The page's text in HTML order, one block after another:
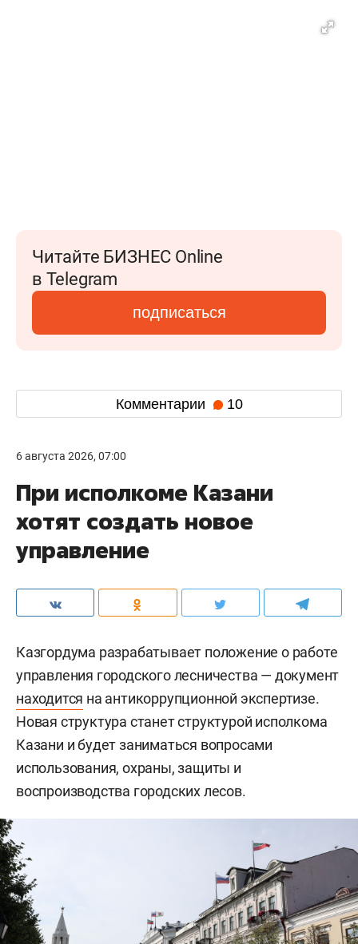
Читайте БИЗНЕС Online
в Telegram
подписаться
Комментарии 10
6 августа 2026, 07:00
При исполкоме Казани
хотят создать новое
управление
Казгордума разрабатывает положение о работе
управления городского лесничества — документ
находится на антикоррупционной экспертизе.
Новая структура станет структурой исполкома
Казани и будет заниматься вопросами
использования, охраны, защиты и
воспроизводства городских лесов.